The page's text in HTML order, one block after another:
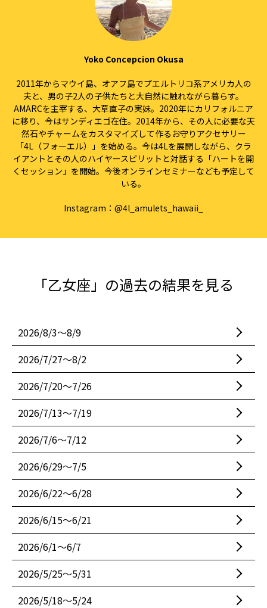
Yoko Concepcion Okusa
2011年からマウイ島、オアフ島でプエルトリコ系アメリカ人の
夫と、男の子2人の子供たちと大自然に触れながら暮らす。
AMARCを主宰する、大草直子の実妹。2020年にカリフォルニア
に移り、今はサンディエゴ在住。2014年から、その人に必要な天
然石やチャームをカスタマイズして作るお守りアクセサリー
「4L（フォーエル）」を始める。今は4Lを展開しながら、クラ
イアントとその人のハイヤースピリットと対話する「ハートを開
くセッション」を開始。今後オンラインセミナーなども予定して
いる。
Instagram： @4l_amulets_hawaii_
「乙女座」の過去の結果を見る
2026/8/3〜8/9
2026/7/27〜8/2
2026/7/20〜7/26
2026/7/13〜7/19
2026/7/6〜7/12
2026/6/29〜7/5
2026/6/22〜6/28
2026/6/15〜6/21
2026/6/1〜6/7
2026/5/25〜5/31
2026/5/18〜5/24